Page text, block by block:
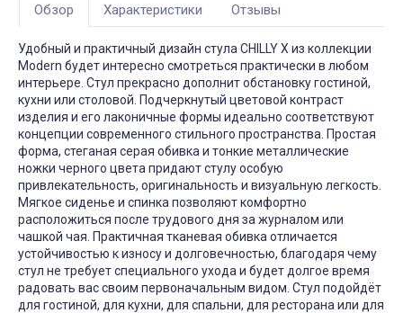
Обзор Характеристики Отзывы
Удобный и практичный дизайн стула CHILLY X из коллекции
Modern будет интересно смотреться практически в любом
интерьере. Стул прекрасно дополнит обстановку гостиной,
кухни или столовой. Подчеркнутый цветовой контраст
изделия и его лаконичные формы идеально соответствуют
концепции современного стильного пространства. Простая
форма, стеганая серая обивка и тонкие металлические
ножки черного цвета придают стулу особую
привлекательность, оригинальность и визуальную легкость.
Мягкое сиденье и спинка позволяют комфортно
расположиться после трудового дня за журналом или
чашкой чая. Практичная тканевая обивка отличается
устойчивостью к износу и долговечностью, благодаря чему
стул не требует специального ухода и будет долгое время
радовать вас своим первоначальным видом. Стул подойдёт
для гостиной, для кухни, для спальни, для ресторана или для